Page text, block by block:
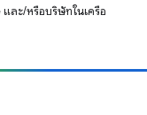
ละ/หรือบริษัทในเครือ